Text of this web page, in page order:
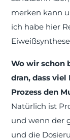
merken kann
ich habe hier
Wo wir schon
dran, dass viel
Prozess den
Natürlich ist
und wenn der
und die